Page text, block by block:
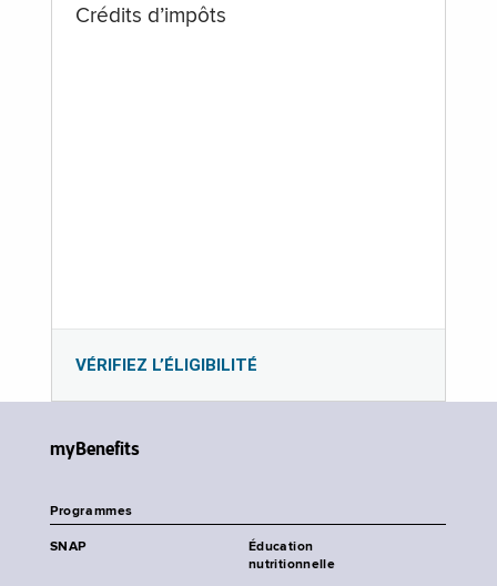
Crédits d’impôts
VÉRIFIEZ L’ÉLIGIBILITÉ
myBenefits
Programmes
SNAP
Éducation
nutritionnelle